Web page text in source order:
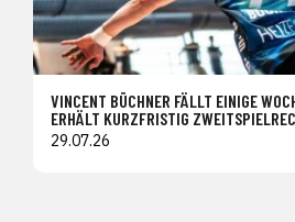
VINCENT BÜCHNER FÄLLT EINIGE
ERHÄLT KURZFRISTIG
29.07.26